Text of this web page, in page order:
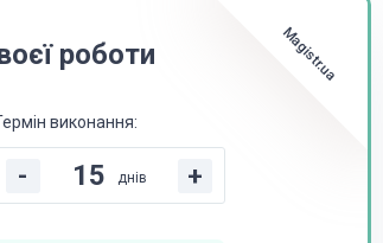
Magistr.ua
роботи
виконання:
- днів +